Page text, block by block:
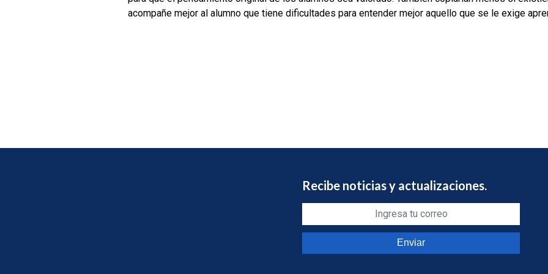
acompañe mejor al alumno que tiene dificultades para entender mejor aquello que se le exige
Recibe noticias y actualizaciones.